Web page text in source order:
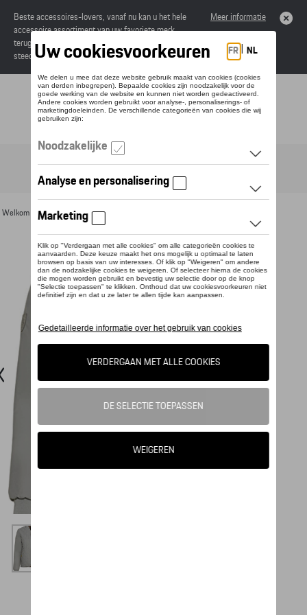
Beste accessoires-lovers, vanaf nu kan u het hele
accessoire assortiment van uw favoriete merk
terugvinden in de online catalogus. Deze kunnen
steeds besteld worden via uw dealer.
Meer informatie
Toggle navigation
Welkom >Voor u >Textiel >